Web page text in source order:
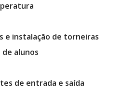
e instalação de torneiras
alunos
de entrada e saída